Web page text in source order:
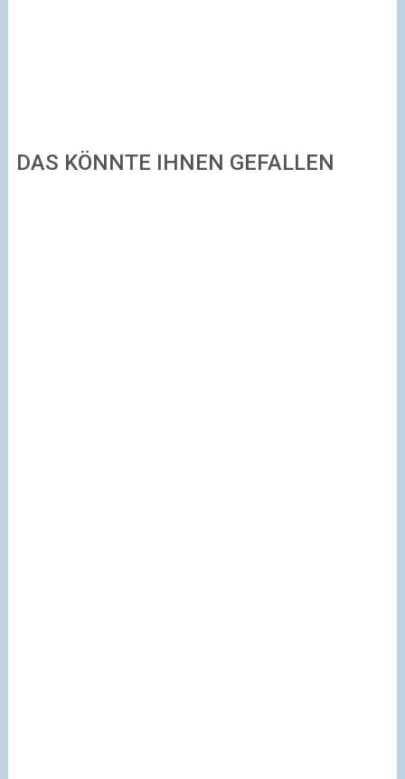
DAS KÖNNTE IHNEN GEFALLEN